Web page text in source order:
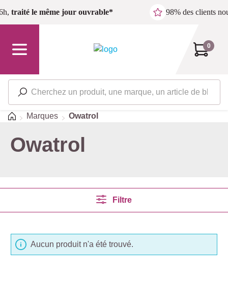
Passer au contenu principal
traité le même jour ouvrable* 98% des clients
0
Accueil
Marques Owatrol
Owatrol
Filtre
Aucun produit n'a été trouvé.